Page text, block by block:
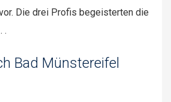
Die drei Profis begeisterten die
.
Bad Münstereifel